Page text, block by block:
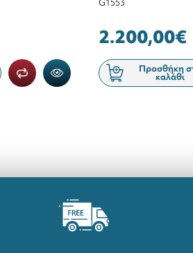
G1553
2.200,00€
Προσθήκη
καλάθι